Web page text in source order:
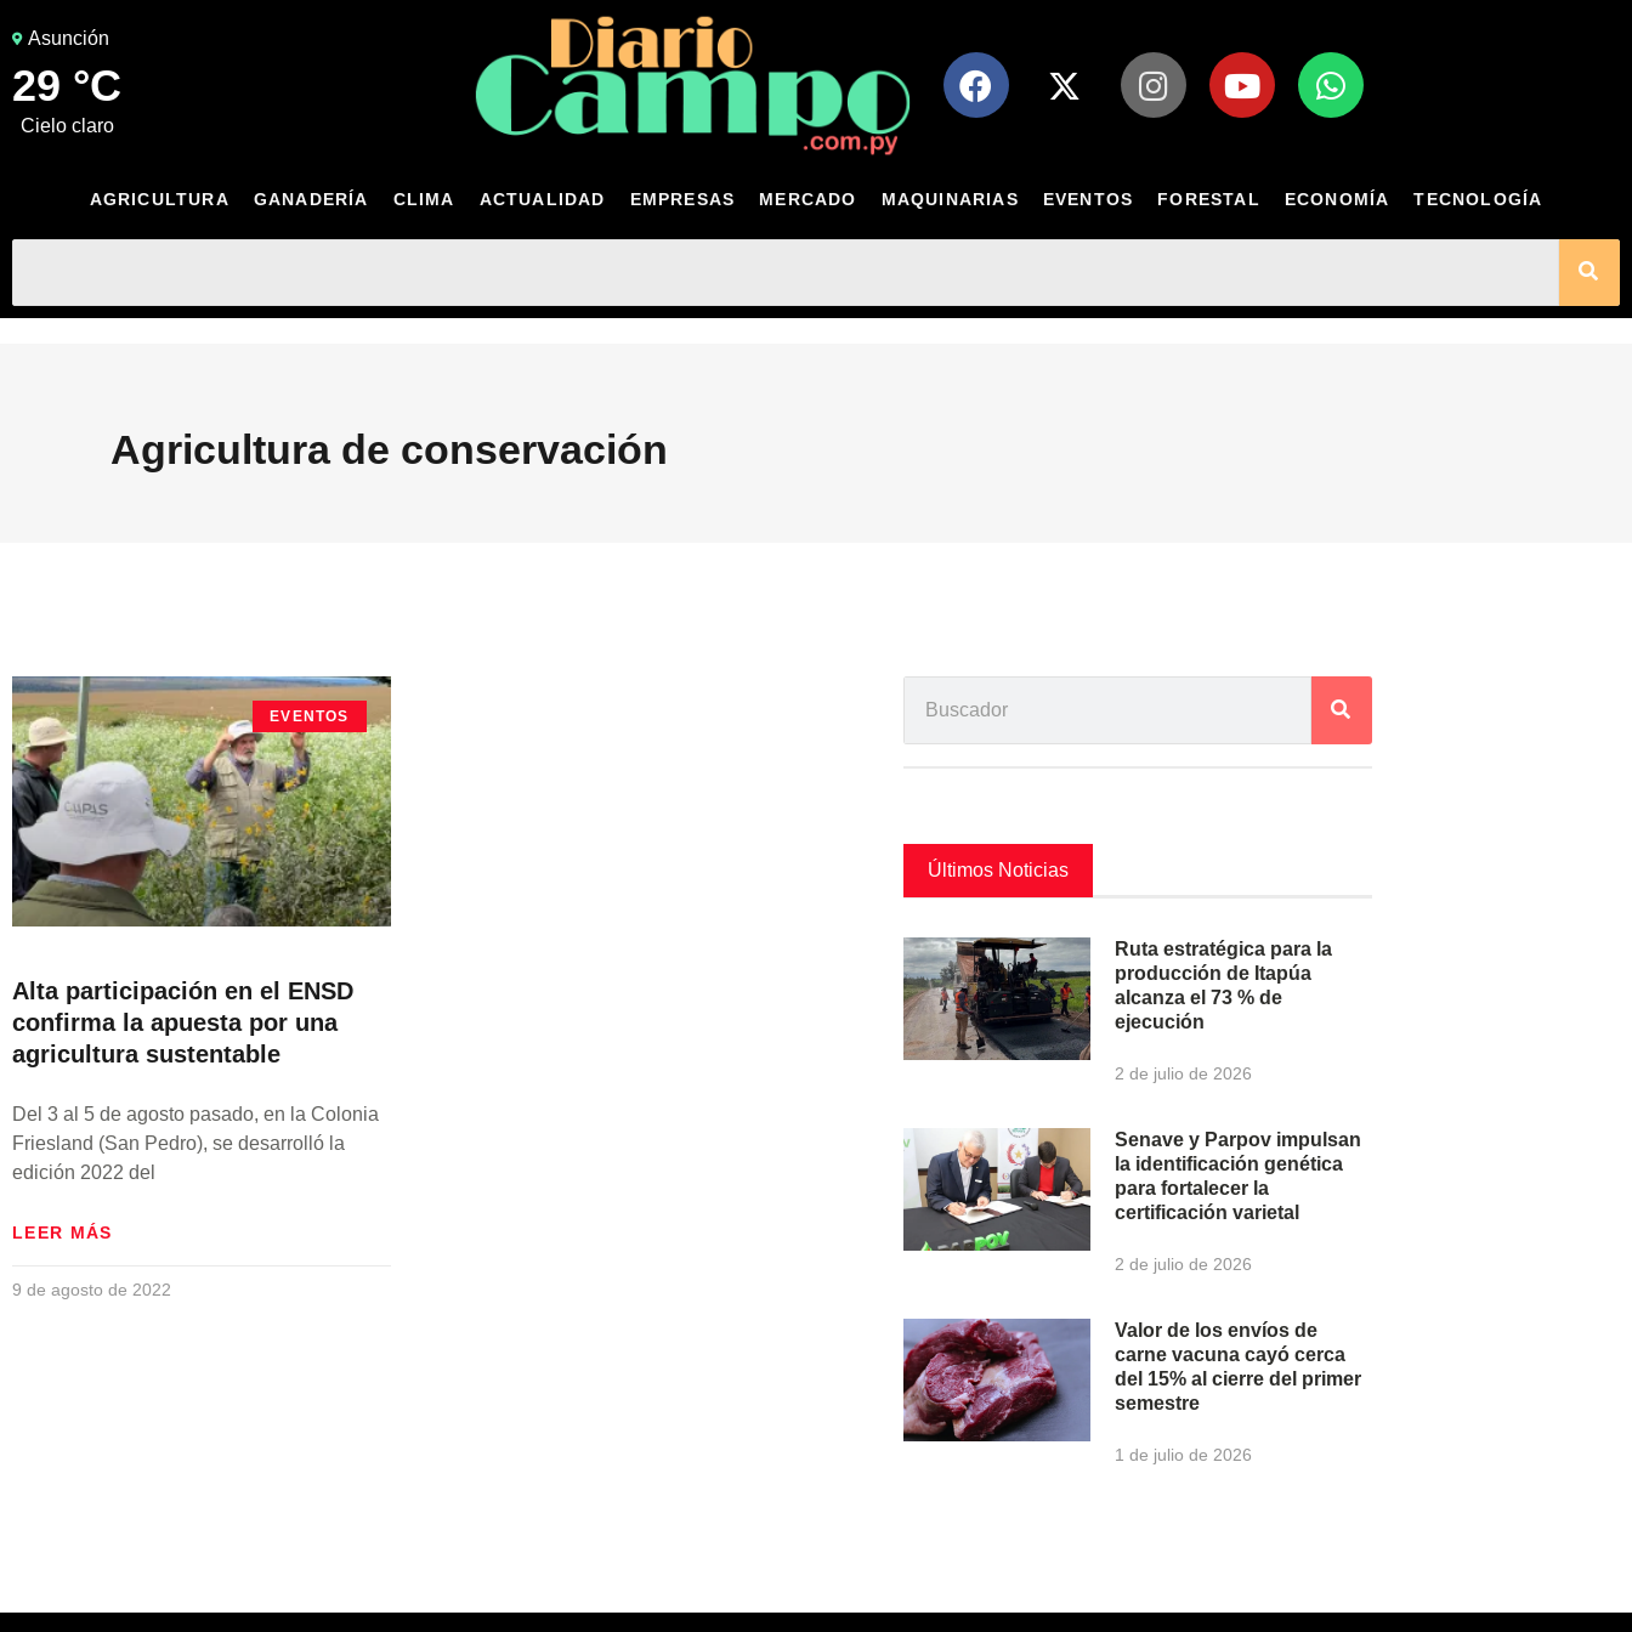
Asunción
29 °C
cielo claro
AGRICULTURA GANADERÍA CLIMA ACTUALIDAD EMPRESAS MERCADO MAQUINARIAS EVENTOS FORESTAL ECONOMÍA TECNOLOGÍA
Agricultura de conservación
EVENTOS
Alta participación en el ENSD
confirma la apuesta por una
agricultura sustentable
Del 3 al 5 de agosto pasado, en la Colonia
Friesland (San Pedro), se desarrolló la
edición 2022 del
LEER MÁS
9 de agosto de 2022
Últimos Noticias
Ruta estratégica para la
producción de Itapúa
alcanza el 73 % de
ejecución
2 de julio de 2026
Senave y Parpov impulsan
la identificación genética
para fortalecer la
certificación varietal
2 de julio de 2026
Valor de los envíos de
carne vacuna cayó cerca
del 15% al cierre del primer
semestre
1 de julio de 2026